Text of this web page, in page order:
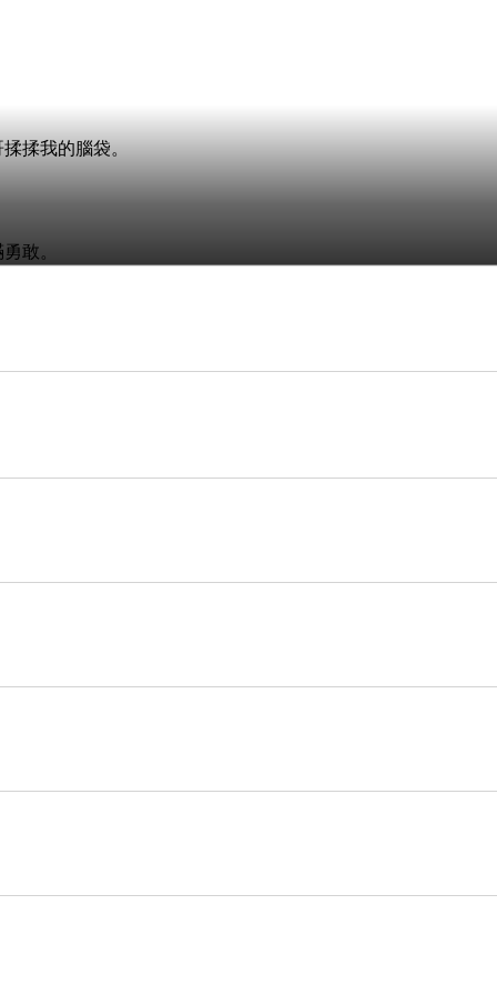
揉我的腦袋。
敢。
都失去了。
我以為我哭乾了。